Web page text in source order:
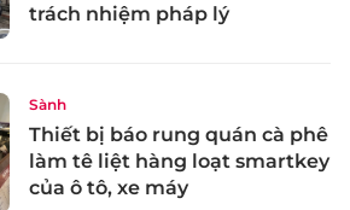
trách nhiệm pháp lý
Sành
Thiết bị báo rung quán cà phê
làm tê liệt hàng loạt smartkey
của ô tô, xe máy